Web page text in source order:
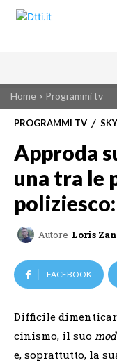
Home Programmi tv
PROGRAMMI TV SKY
Approda
una tra le
Autore Loris
FACEBOOK
Difficile
cinismo, il suo
e, soprattutto, la